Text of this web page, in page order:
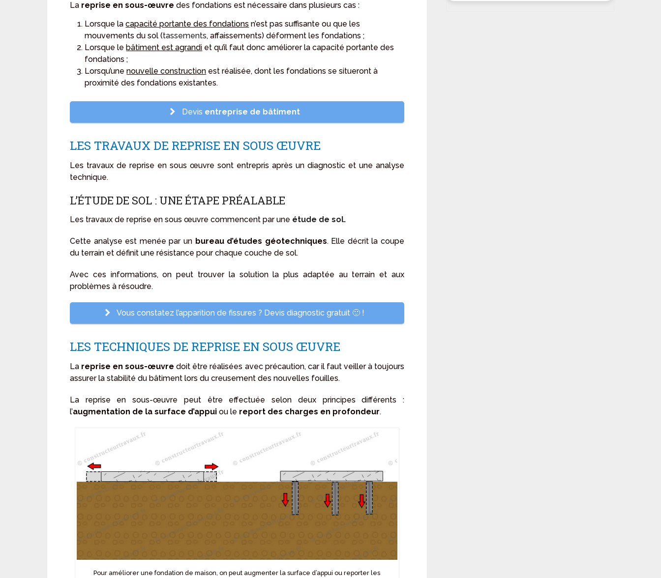
La reprise en sous-œuvre des fondations est nécessaire dans plusieurs cas :
Lorsque lacapacité portante des fondations n’est pas suffisante ou que les
mouvements du sol (tassements, affaissements) déforment les fondations ;
Lorsque lebâtiment est agrandi et qu’il faut donc améliorer la capacité portante des
fondations ;
Lorsqu’unenouvelle construction est réalisée, dont les fondations se situeront à
proximité des fondations existantes.
Devis entreprise de bâtiment
LES TRAVAUX DE REPRISE EN SOUS ŒUVRE
Les travaux de reprise en sous œuvre sont entrepris après un diagnostic et une analyse
technique.
L’ÉTUDE DE SOL : UNE ÉTAPE PRÉALABLE
Les travaux de reprise en sous œuvre commencent par une étude de sol.
Cette analyse est menée par un bureau d’études géotechniques. Elle décrit la coupe
du terrain et définit une résistance pour chaque couche de sol.
Avec ces informations, on peut trouver la solution la plus adaptée au terrain et aux
problèmes à résoudre.
Vous constatez l’apparition de fissures ? Devis diagnostic gratuit 🙂 !
LES TECHNIQUES DE REPRISE EN SOUS ŒUVRE
La reprise en sous-œuvre doit être réalisées avec précaution, car il faut veiller à toujours
assurer la stabilité du bâtiment lors du creusement des nouvelles fouilles.
La reprise en sous-œuvre peut être effectuée selon deux principes différents :
l’augmentation de la surface d’appui ou le report des charges en profondeur.
Pour améliorer une fondation de maison, on peut augmenter la surface d’appui ou reporter les